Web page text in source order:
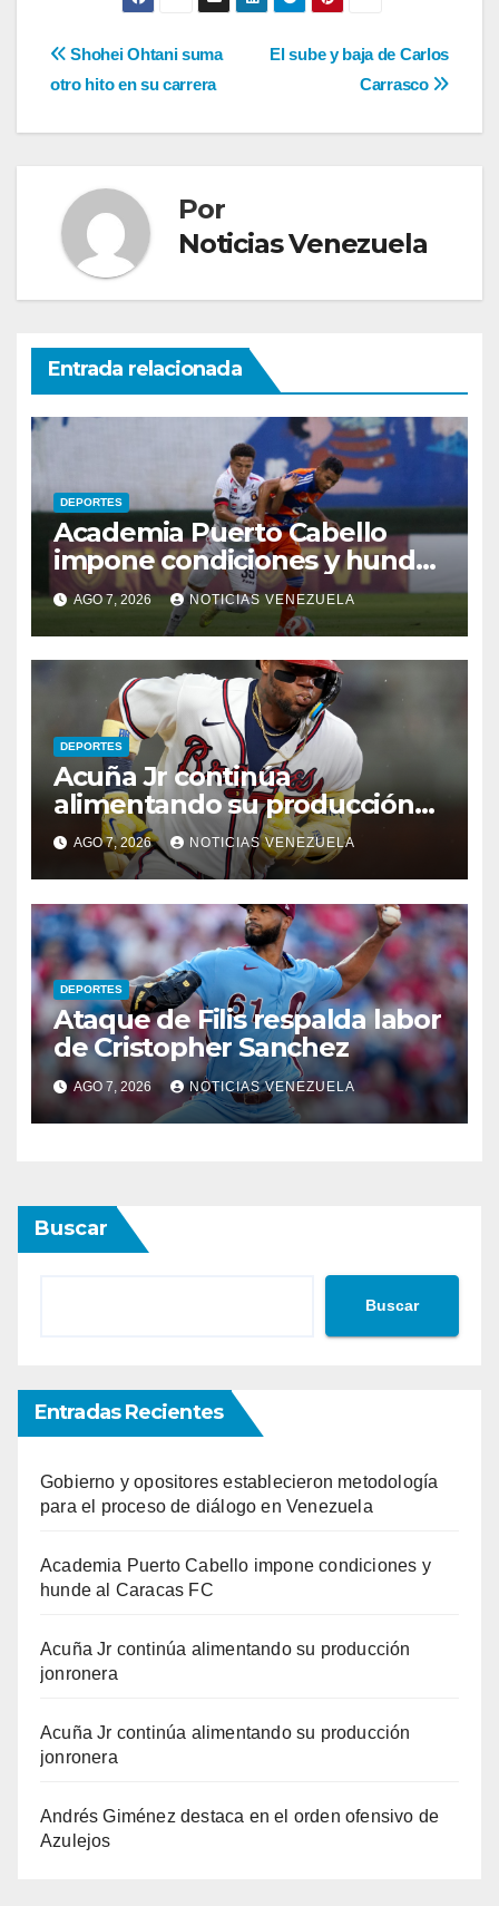
Navegación
El sube y baja de Carlos
Carrasco
Shohei Ohtani suma
otro hito en su carrera
Por
Noticias Venezuela
Entrada relacionada
DEPORTES
Academia Puerto Cabello
impone condiciones y hunde
al Caracas FC
AGO 7, 2026 NOTICIAS VENEZUELA
DEPORTES
Acuña Jr continúa
alimentando su producción
jonronera
AGO 7, 2026 NOTICIAS VENEZUELA
DEPORTES
Ataque de Filis respalda labor
de Cristopher Sanchez
AGO 7, 2026 NOTICIAS VENEZUELA
Buscar
Buscar
Entradas Recientes
Gobierno y opositores establecieron metodología
para el proceso de diálogo en Venezuela
Academia Puerto Cabello impone condiciones y
hunde al Caracas FC
Acuña Jr continúa alimentando su producción
jonronera
Acuña Jr continúa alimentando su producción
jonronera
Andrés Giménez destaca en el orden ofensivo de
Azulejos